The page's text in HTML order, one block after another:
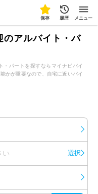
保存 履歴 メニュー
のアルバイト・バ
・パートを探すならマイナビバイ
かが重要なので、自宅に近いバイ
い 選択